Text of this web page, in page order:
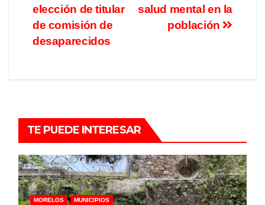
salud mental en la
población
elección de titular
de comisión de
desaparecidos
TE PUEDE INTERESAR
MORELOS MUNICIPIOS